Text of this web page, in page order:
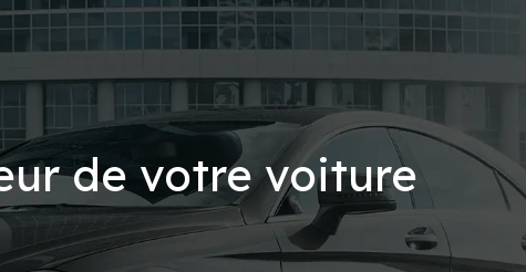
de votre voiture